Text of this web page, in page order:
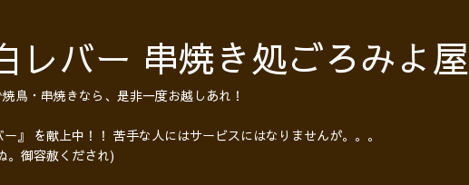
レバー 串焼き処ごろみよ屋
鳥・串焼きなら、是非一度お越しあれ！
』 を献上中！！ 苦手な人にはサービスにはなりませんが。。。
。御容赦くだされ)